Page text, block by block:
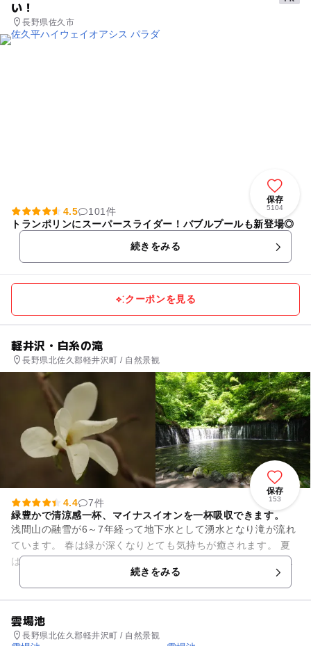
い！
長野県佐久市
保存
5104
4.5
101件
トランポリンにスーパースライダー！バブルプールも新登場◎
続きをみる
クーポンを見る
軽井沢・白糸の滝
長野県北佐久郡軽井沢町 / 自然景観
保存
153
4.4
7件
緑豊かで清涼感一杯、マイナスイオンを一杯吸収できます。
浅間山の融雪が6～7年経って地下水として湧水となり滝が流れ
ています。 春は緑が深くなりとても気持ちが癒されます。 夏
は白糸の滝を舞台にプロジェクションマッピング、ライトアッ
続きをみる
雲場池
長野県北佐久郡軽井沢町 / 自然景観